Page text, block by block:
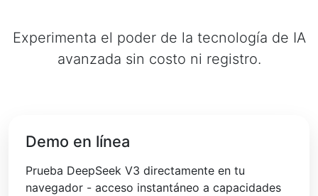
Experimenta el poder de la tecnología de IA
avanzada sin costo ni registro.
Demo en línea
Prueba DeepSeek V3 directamente en tu
navegador - acceso instantáneo a capacidades